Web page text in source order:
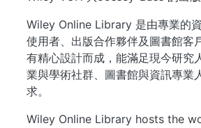
Wiley Online Library 是由專業的
使用者、出版合作夥伴及圖書館客
有精心設計而成，能滿足現今研究
業與學術社群、圖書館與資訊專業
求。
Wiley Online Library hosts the